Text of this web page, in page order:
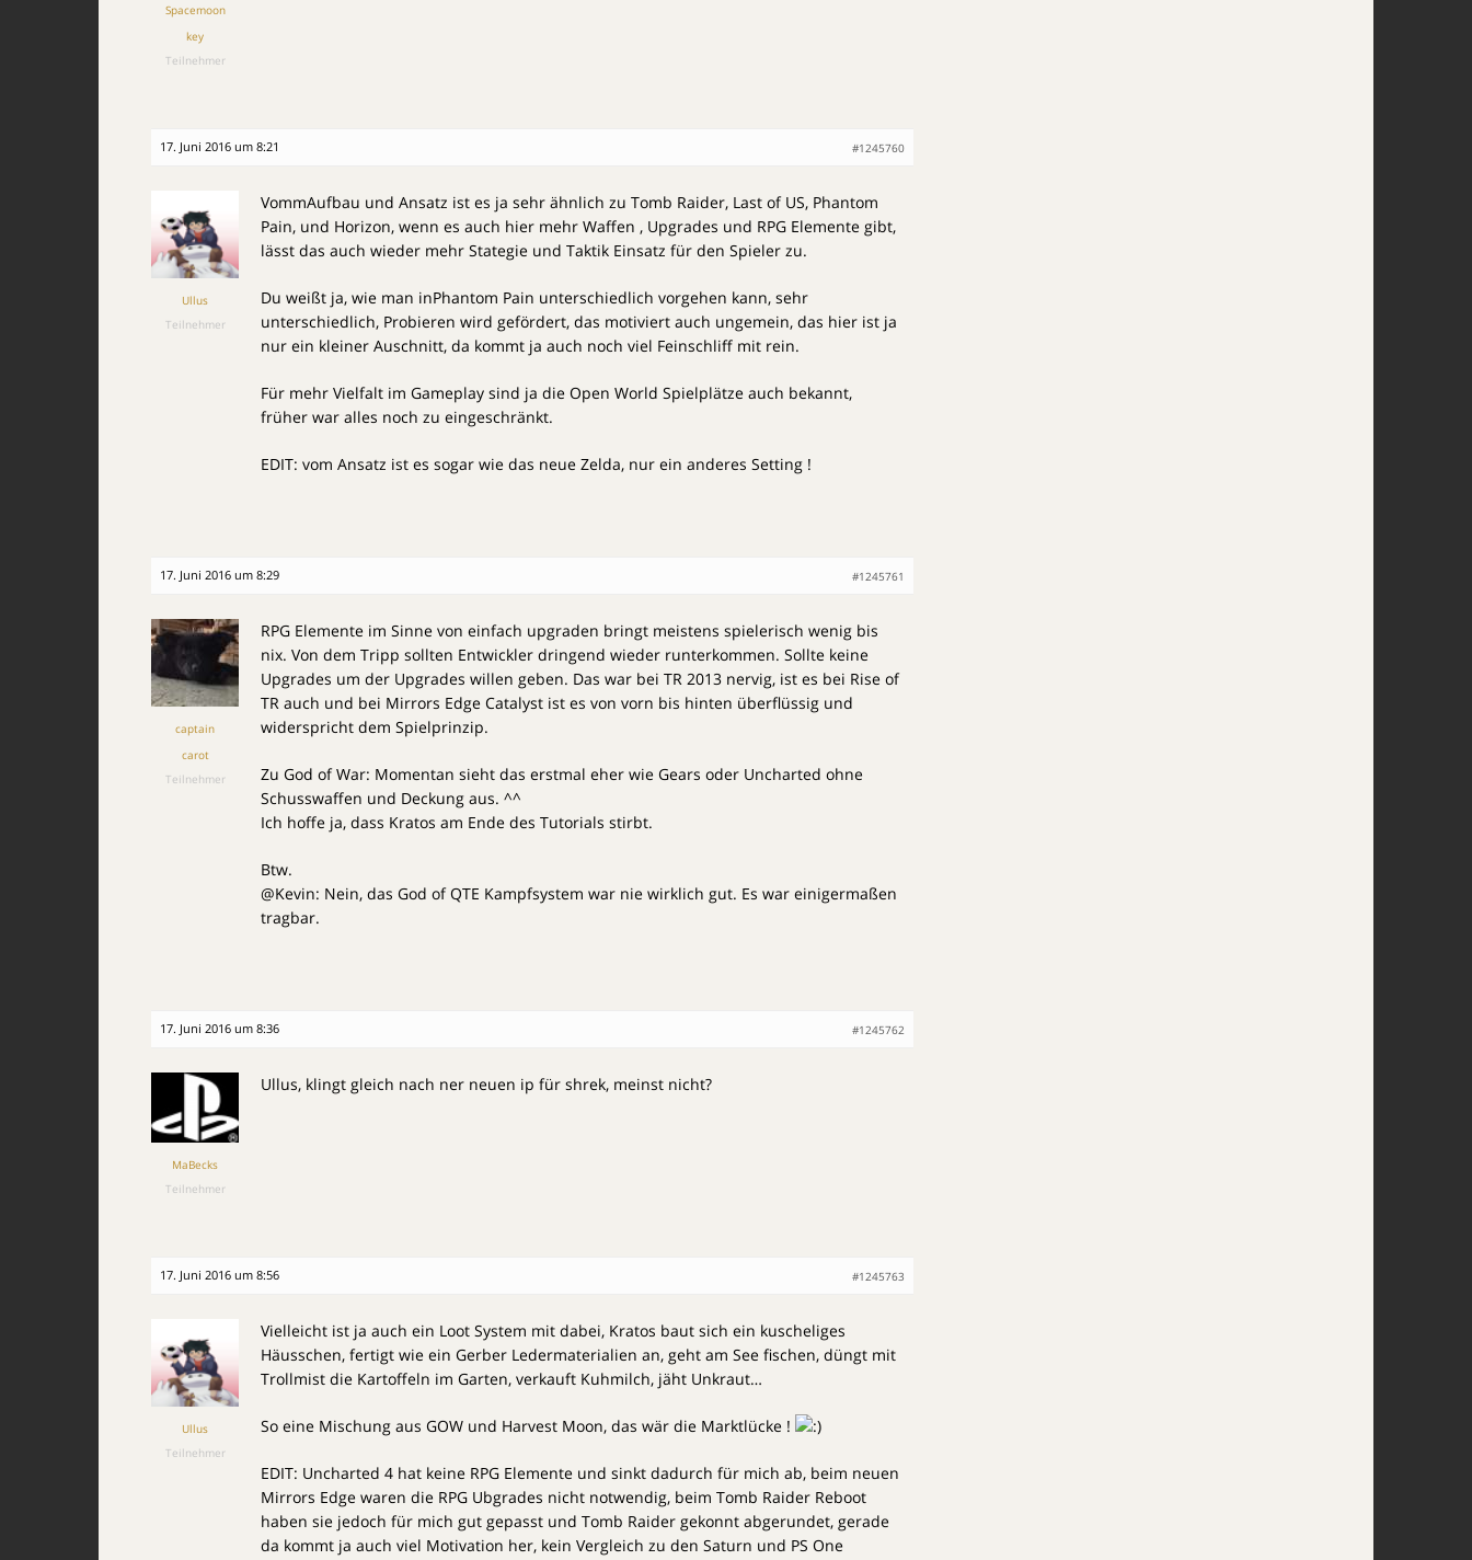
Spacemoon
key
Teilnehmer
17. Juni 2016 um 8:21 #1245760
Ullus
Teilnehmer
VommAufbau und Ansatz ist es ja sehr ähnlich zu Tomb Raider, Last of US, Phantom
Pain, und Horizon, wenn es auch hier mehr Waffen , Upgrades und RPG Elemente gibt,
lässt das auch wieder mehr Stategie und Taktik Einsatz für den Spieler zu.
Du weißt ja, wie man inPhantom Pain unterschiedlich vorgehen kann, sehr
unterschiedlich, Probieren wird gefördert, das motiviert auch ungemein, das hier ist ja
nur ein kleiner Auschnitt, da kommt ja auch noch viel Feinschliff mit rein.
Für mehr Vielfalt im Gameplay sind ja die Open World Spielplätze auch bekannt,
früher war alles noch zu eingeschränkt.
EDIT: vom Ansatz ist es sogar wie das neue Zelda, nur ein anderes Setting !
17. Juni 2016 um 8:29 #1245761
captain
carot
Teilnehmer
RPG Elemente im Sinne von einfach upgraden bringt meistens spielerisch wenig bis
nix. Von dem Tripp sollten Entwickler dringend wieder runterkommen. Sollte keine
Upgrades um der Upgrades willen geben. Das war bei TR 2013 nervig, ist es bei Rise of
TR auch und bei Mirrors Edge Catalyst ist es von vorn bis hinten überflüssig und
widerspricht dem Spielprinzip.
Zu God of War: Momentan sieht das erstmal eher wie Gears oder Uncharted ohne
Schusswaffen und Deckung aus. ^^
Ich hoffe ja, dass Kratos am Ende des Tutorials stirbt.
Btw.
@Kevin: Nein, das God of QTE Kampfsystem war nie wirklich gut. Es war einigermaßen
tragbar.
17. Juni 2016 um 8:36 #1245762
MaBecks
Teilnehmer
Ullus, klingt gleich nach ner neuen ip für shrek, meinst nicht?
17. Juni 2016 um 8:56 #1245763
Ullus
Teilnehmer
Vielleicht ist ja auch ein Loot System mit dabei, Kratos baut sich ein kuscheliges
Häusschen, fertigt wie ein Gerber Ledermaterialien an, geht am See fischen, düngt mit
Trollmist die Kartoffeln im Garten, verkauft Kuhmilch, jäht Unkraut…
So eine Mischung aus GOW und Harvest Moon, das wär die Marktlücke !
EDIT: Uncharted 4 hat keine RPG Elemente und sinkt dadurch für mich ab, beim neuen
Mirrors Edge waren die RPG Ubgrades nicht notwendig, beim Tomb Raider Reboot
haben sie jedoch für mich gut gepasst und Tomb Raider gekonnt abgerundet, gerade
da kommt ja auch viel Motivation her, kein Vergleich zu den Saturn und PS One